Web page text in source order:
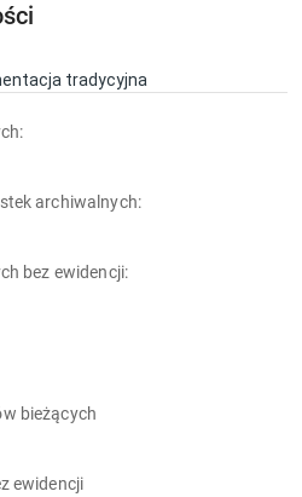
tradycyjna
archiwalnych:
bez ewidencji:
bieżących
ewidencji